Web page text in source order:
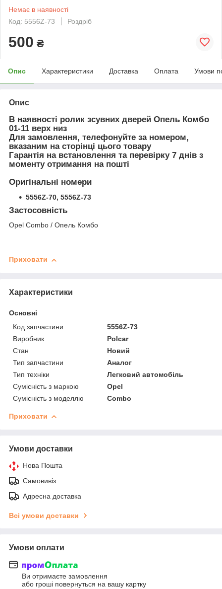
Немає в наявності
Код: 5556Z-73
Роздріб
500 ₴
Опис Характеристики Доставка Оплата Умови
Опис
В наявності ролик зсувних дверей Опель Комбо
01-11 верх низ
Для замовлення, телефонуйте за номером,
вказаним на сторінці цього товару
Гарантія на встановлення та перевірку 7 днів з
моменту отримання на пошті
Оригінальні номери
5556Z-70, 5556Z-73
Застосовність
Opel Combo / Опель Комбо
Приховати
Характеристики
Основні
Код запчастини
5556Z-73
Виробник
Polcar
Стан
Новий
Тип запчастини
Аналог
Тип техніки
Легковий автомобіль
Сумісність з маркою
Opel
Сумісність з моделлю
Combo
Приховати
Умови доставки
Нова Пошта
Самовивіз
Адресна доставка
Всі умови доставки
Умови оплати
Ви отримаєте замовлення
або гроші повернуться на вашу картку